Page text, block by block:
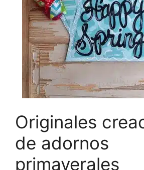
Originales
de adornos
primaverales